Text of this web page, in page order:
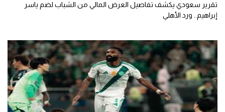
تقرير سعودي يكشف تفاصيل العرض المالي من الشباب لضم ياسر
إبراهيم.. ورد الأهلي